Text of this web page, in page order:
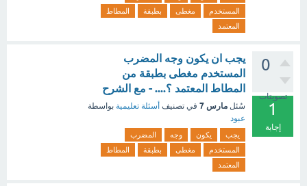
المستخدم
مغطى بطبقة
المطاط
المعتمد
0
تصويتات
1
إجابة
يجب ان يكون وجه المضرب
المستخدم مغطى بطبقة من
المطاط المعتمد ؟.... - مع الشرح
سُئل مارس 7 في تصنيف أسئلة تعليمية بواسطة
عبود
يجب يكون وجه
المضرب
المستخدم
مغطى بطبقة
المطاط
المعتمد